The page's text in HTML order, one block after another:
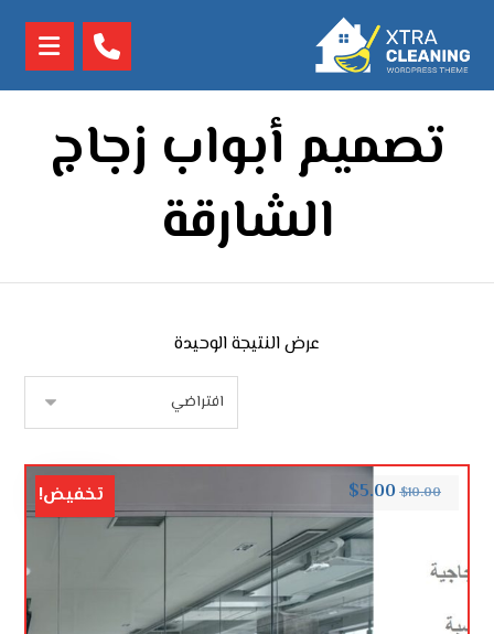
تصميم أبواب زجاج
الشارقة
عرض النتيجة الوحيدة
$10.00
$5.00 تخفيض!